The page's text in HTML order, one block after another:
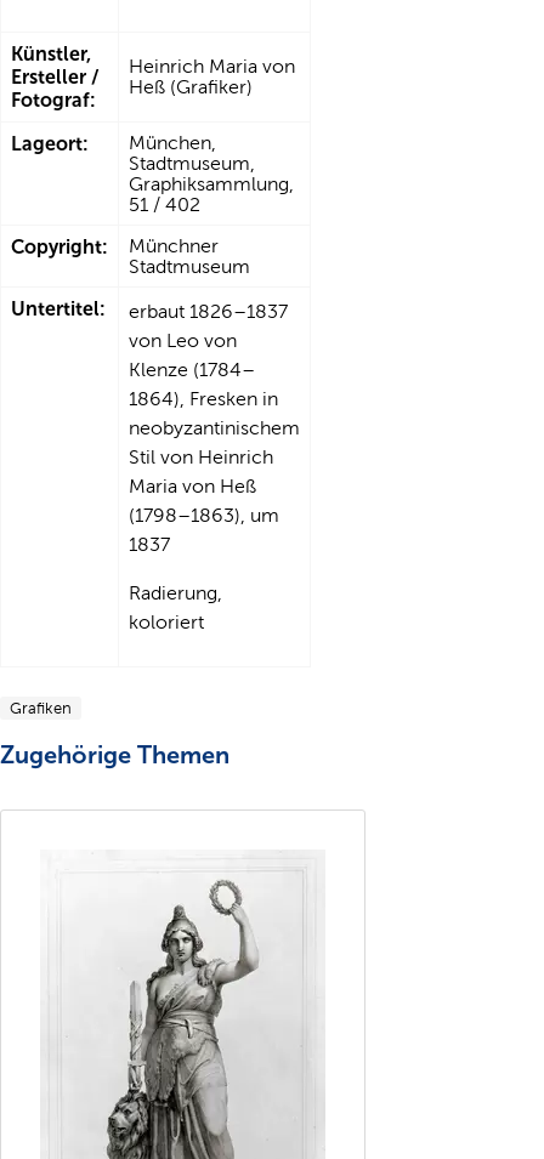
Künstler,
Ersteller /
Fotograf:
Heinrich Maria von
Heß (Grafiker)
Lageort:
München,
Stadtmuseum,
Graphiksammlung,
51 / 402
Copyright:
Münchner
Stadtmuseum
Untertitel:
erbaut 1826–1837
von Leo von
Klenze (1784–
1864), Fresken in
neobyzantinischem
Stil von Heinrich
Maria von Heß
(1798–1863), um
1837
Radierung,
koloriert
Grafiken
Zugehörige Themen